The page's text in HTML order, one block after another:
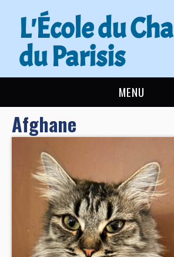
L'École du
du Parisis
MENU
L’ÉCOLE DU CHAT
ACTUALITÉS
ADOPTER
NOUS AIDER
CONTACT
Afghane